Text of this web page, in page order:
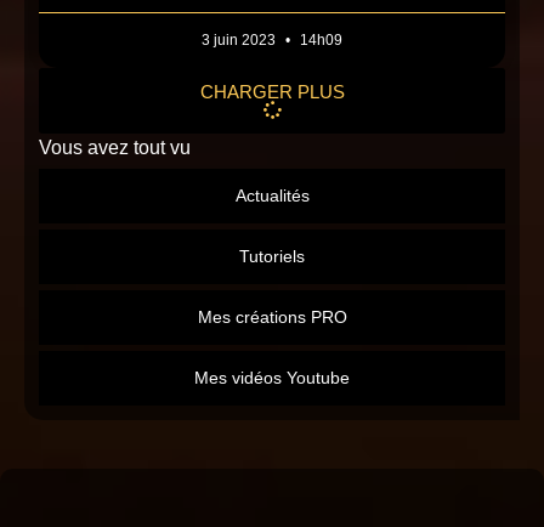
Actualités
Tutoriels
Mes créations PRO
Mes vidéos Youtube
3 juin 2023 14h09
CHARGER PLUS
Vous avez tout vu